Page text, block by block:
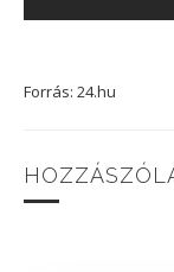
Forrás: 24.hu